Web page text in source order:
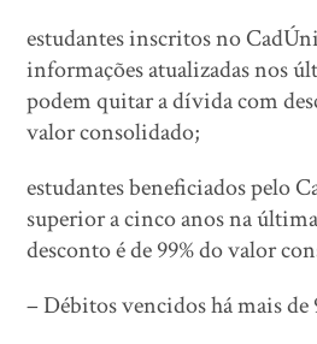
estudantes inscritos no
informações atualizadas nos
podem quitar a dívida com
valor consolidado;
estudantes beneficiados pelo
superior a cinco anos na
desconto é de 99% do valor
– Débitos vencidos há mais de